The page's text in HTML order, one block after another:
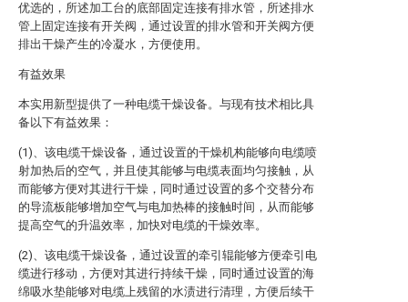
优选的，所述加工台的底部固定连接有排水管，所述排水
管上固定连接有开关阀，通过设置的排水管和开关阀方便
排出干燥产生的冷凝水，方便使用。
有益效果
本实用新型提供了一种电缆干燥设备。与现有技术相比具
备以下有益效果：
(1)、该电缆干燥设备，通过设置的干燥机构能够向电缆喷
射加热后的空气，并且使其能够与电缆表面均匀接触，从
而能够方便对其进行干燥，同时通过设置的多个交替分布
的导流板能够增加空气与电加热棒的接触时间，从而能够
提高空气的升温效率，加快对电缆的干燥效率。
(2)、该电缆干燥设备，通过设置的牵引辊能够方便牵引电
缆进行移动，方便对其进行持续干燥，同时通过设置的海
绵吸水垫能够对电缆上残留的水渍进行清理，方便后续干